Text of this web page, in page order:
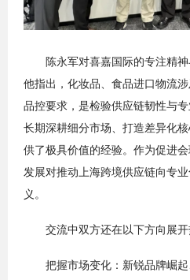
陈永军对喜嘉国际的专注精神
他指出，化妆品、食品进口物流
品控要求，是检验供应链韧性与
长期深耕细分市场、打造差异化
供了极具价值的经验。作为促进
发展对推动上海跨境供应链向专
义。
交流中双方还在以下方向展开
把握市场变化：新锐品牌崛起